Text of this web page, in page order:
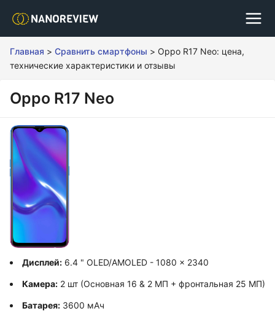
Главная > Сравнить смартфоны > Oppo R17 Neo: цена,
технические характеристики и отзывы
Oppo R17 Neo
Дисплей: 6.4 " OLED/AMOLED - 1080 x 2340
Камера: 2 шт (Основная 16 & 2 МП + фронтальная 25 МП)
Батарея: 3600 мАч